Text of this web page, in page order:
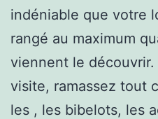
indéniable que votre
rangé au maximum
viennent le
visite, ramassez tout
les , les bibelots, les